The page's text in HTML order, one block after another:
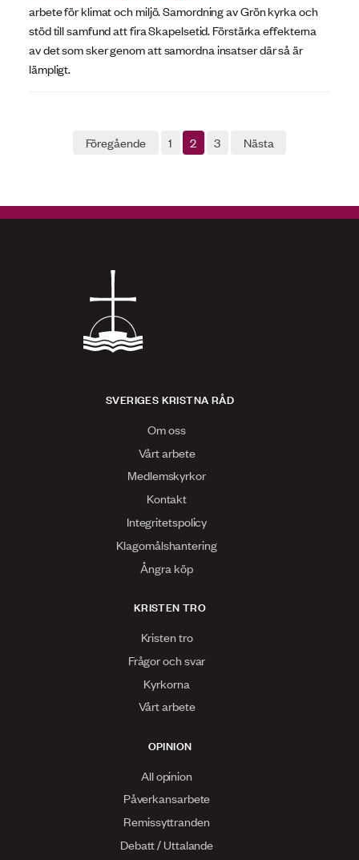
arbete för klimat och miljö. Samordning av Grön kyrka och
stöd till samfund att fira Skapelsetid. Förstärka effekterna
av det som sker genom att samordna insatser där så är
lämpligt.
Föregående 1 2 3 Nästa
SVERIGES KRISTNA RÅD
Om oss
Vårt arbete
Medlemskyrkor
Kontakt
Integritetspolicy
Klagomålshantering
Ångra köp
KRISTEN TRO
Kristen tro
Frågor och svar
Kyrkorna
Vårt arbete
OPINION
All opinion
Påverkansarbete
Remissyttranden
Debatt / Uttalande